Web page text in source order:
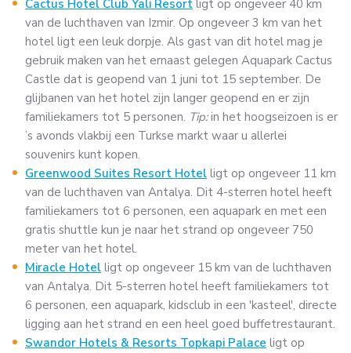
Cactus Hotel Club Yali Resort ligt op ongeveer 40 km
van de luchthaven van Izmir. Op ongeveer 3 km van het
hotel ligt een leuk dorpje. Als gast van dit hotel mag je
gebruik maken van het ernaast gelegen Aquapark Cactus
Castle dat is geopend van 1 juni tot 15 september. De
glijbanen van het hotel zijn langer geopend en er zijn
familiekamers tot 5 personen. Tip:in het hoogseizoen is er
’s avonds vlakbij een Turkse markt waar u allerlei
souvenirs kunt kopen.
Greenwood Suites Resort Hotel ligt op ongeveer 11 km
van de luchthaven van Antalya. Dit 4-sterren hotel heeft
familiekamers tot 6 personen, een aquapark en met een
gratis shuttle kun je naar het strand op ongeveer 750
meter van het hotel.
Miracle Hotel ligt op ongeveer 15 km van de luchthaven
van Antalya. Dit 5-sterren hotel heeft familiekamers tot
6 personen, een aquapark, kidsclub in een 'kasteel', directe
ligging aan het strand en een heel goed buffetrestaurant.
Swandor Hotels & Resorts Topkapi Palace ligt op